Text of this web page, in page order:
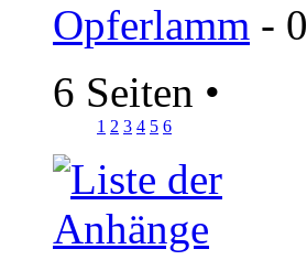
Opferlamm -
6 Seiten •
1 2 3 4 5 6